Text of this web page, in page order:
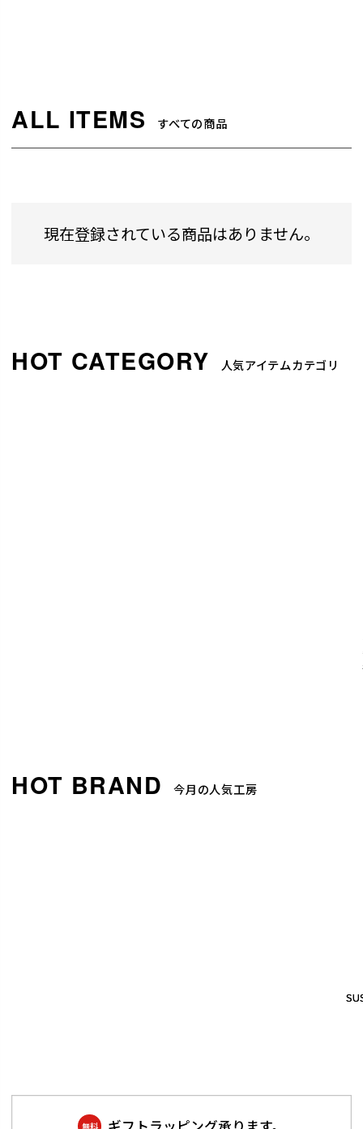
すべての商品
現在登録されている商品はありません。
人気アイテムカテゴリ
今月の人気工房
無料